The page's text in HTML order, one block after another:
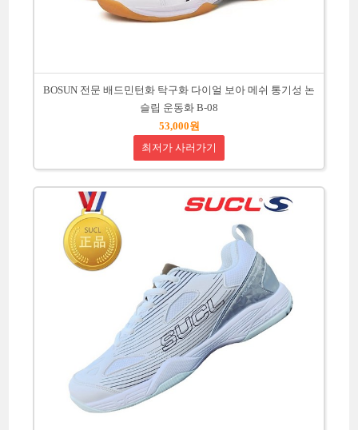
BOSUN 전문 배드민턴화 탁구화 다이얼 보아 메쉬 통기성 논
슬립 운동화 B-08
53,000원
최저가 사러가기